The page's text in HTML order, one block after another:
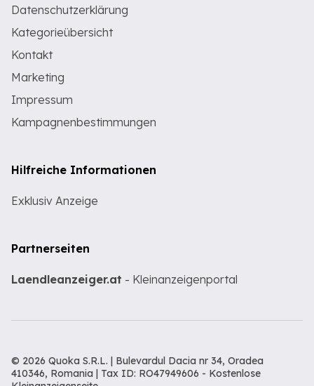
Datenschutzerklärung
Kategorieübersicht
Kontakt
Marketing
Impressum
Kampagnenbestimmungen
Hilfreiche Informationen
Exklusiv Anzeige
Partnerseiten
Laendleanzeiger.at - Kleinanzeigenportal
© 2026 Quoka S.R.L. | Bulevardul Dacia nr 34, Oradea
410346, Romania | Tax ID: RO47949606 - Kostenlose